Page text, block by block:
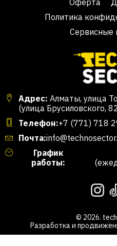
Оферта
Политика
Сервисные
Адрес: Алматы, улица
(улица Брусиловского,
Телефон:+7 (771) 718
Почта:
График
работы:
© 2026.
Разработка и